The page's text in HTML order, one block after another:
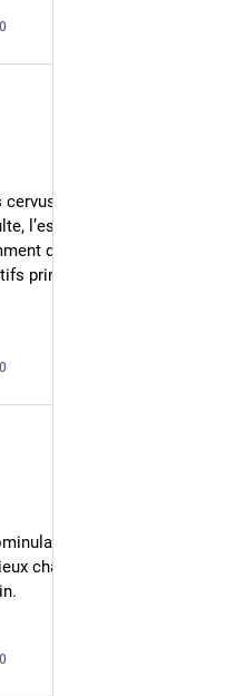
0
: plus imposant
l’espèce se rencontre à
de chênes ou de
principalement le soir et
0
: cette espèce de
chauds et ouverts. Elle
0